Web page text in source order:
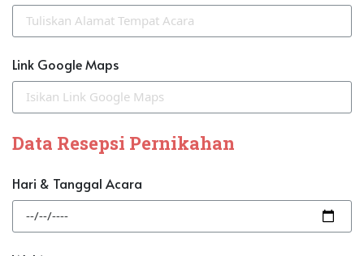
Link Google Maps
Data Resepsi Pernikahan
Hari & Tanggal Acara